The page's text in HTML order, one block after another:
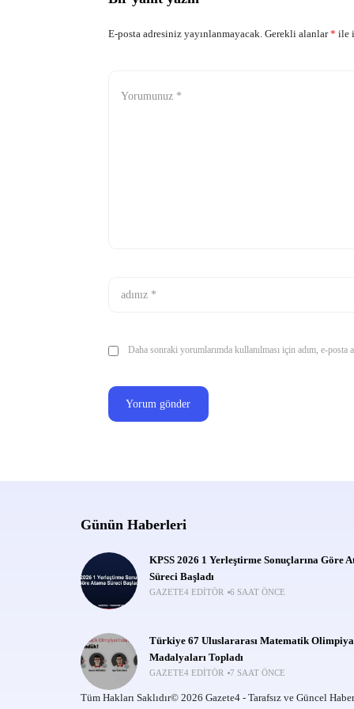
E-posta adresiniz yayınlanmayacak. Gerekli alanlar* ile
Daha sonraki yorumlarımda kullanılması için adım, e-posta
Günün Haberleri
KPSS 2026 1 Yerleştirme Sonuçlarına Göre
Süreci Başladı
GAZETE4 EDITÖR 6 SAAT ÖNCE
Türkiye 67 Uluslararası Matematik
Madalyaları Topladı
GAZETE4 EDITÖR 7 SAAT ÖNCE
Tüm Hakları Saklıdır© 2026 Gazete4 - Tarafsız ve Güncel